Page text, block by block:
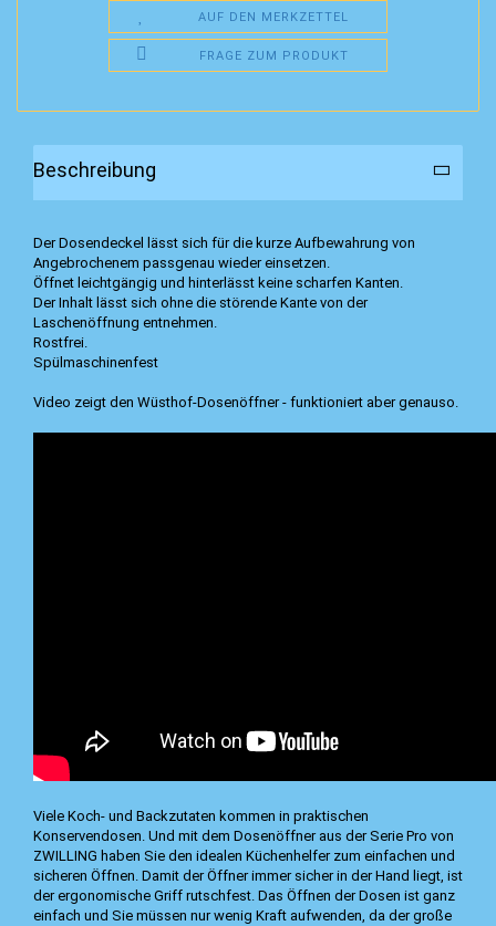
AUF DEN MERKZETTEL
FRAGE ZUM PRODUKT
Beschreibung
Der Dosendeckel lässt sich für die kurze Aufbewahrung von
Angebrochenem passgenau wieder einsetzen.
Öffnet leichtgängig und hinterlässt keine scharfen Kanten.
Der Inhalt lässt sich ohne die störende Kante von der
Laschenöffnung entnehmen.
Rostfrei.
Spülmaschinenfest
Video zeigt den Wüsthof-Dosenöffner - funktioniert aber genauso.
Viele Koch- und Backzutaten kommen in praktischen
Konservendosen. Und mit dem Dosenöffner aus der Serie Pro von
ZWILLING haben Sie den idealen Küchenhelfer zum einfachen und
sicheren Öffnen. Damit der Öffner immer sicher in der Hand liegt, ist
der ergonomische Griff rutschfest. Das Öffnen der Dosen ist ganz
einfach und Sie müssen nur wenig Kraft aufwenden, da der große